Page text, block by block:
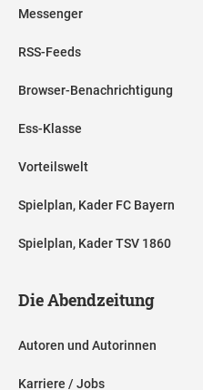
Messenger
RSS-Feeds
Browser-Benachrichtigung
Ess-Klasse
Vorteilswelt
Spielplan, Kader FC Bayern
Spielplan, Kader TSV 1860
Die Abendzeitung
Autoren und Autorinnen
Karriere / Jobs